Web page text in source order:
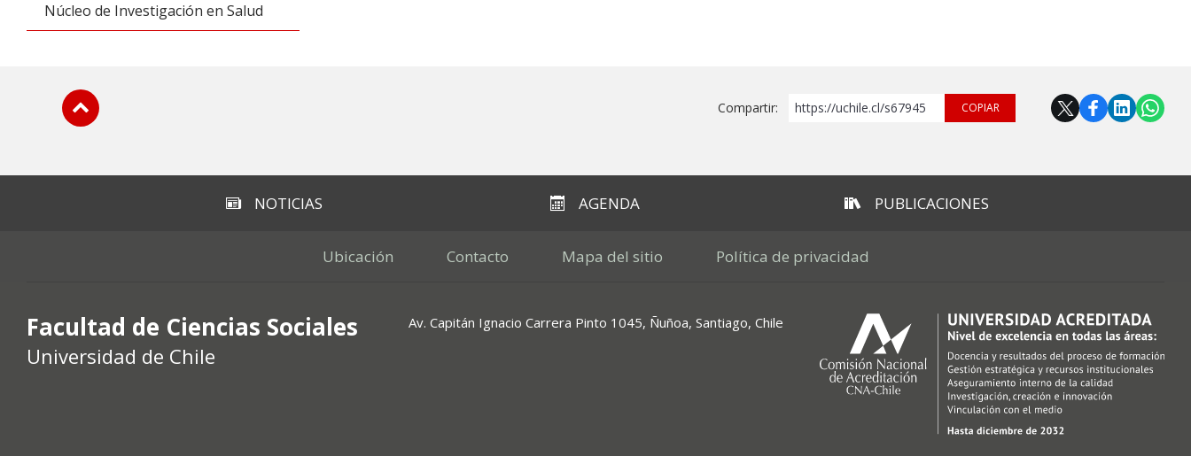
Núcleo de Investigación en Salud
Compartir: https://uchile.cl/s67945 COPIAR
NOTICIAS AGENDA PUBLICACIONES
Ubicación Contacto Mapa del sitio Política de privacidad
Facultad de Ciencias Sociales
Universidad de Chile
Av. Capitán Ignacio Carrera Pinto 1045, Ñuñoa, Santiago, Chile